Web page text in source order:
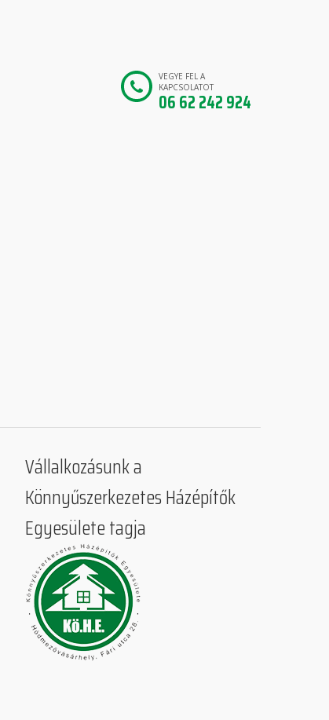
VEGYE FEL A
KAPCSOLATOT
06 62 242 924
Vállalkozásunk a
Könnyűszerkezetes Házépítők
Egyesülete tagja